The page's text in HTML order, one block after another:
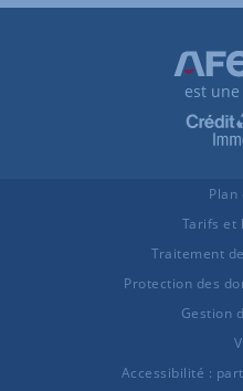
est
Plan
Tarifs et
Traitement
Protection des
Gestion
Accessibilité :